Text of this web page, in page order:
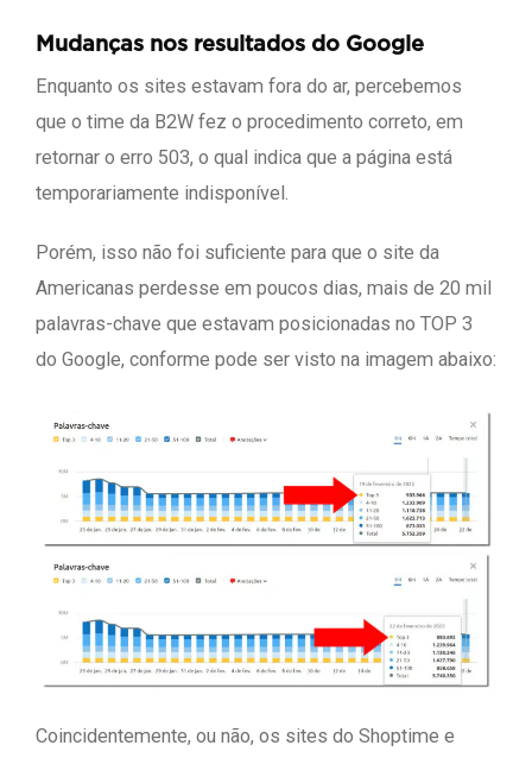
Mudanças nos resultados do Google
Enquanto os sites estavam fora do ar, percebemos
que o time da B2W fez o procedimento correto, em
retornar o erro 503, o qual indica que a página está
temporariamente indisponível.
Porém, isso não foi suficiente para que o site da
Americanas perdesse em poucos dias, mais de 20 mil
palavras-chave que estavam posicionadas no TOP 3
do Google, conforme pode ser visto na imagem abaixo:
Coincidentemente, ou não, os sites do Shoptime e